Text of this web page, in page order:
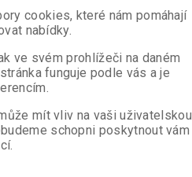
cookies, které nám pomáhají
nabídky.
ve svém prohlížeči na daném
funguje podle vás a je
mít vliv na vaši uživatelskou
schopni poskytnout vám